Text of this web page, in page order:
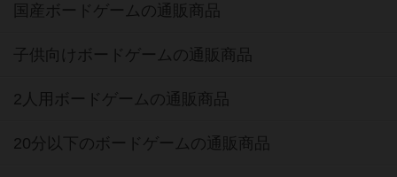
国産ボードゲームの通販商品
子供向けボードゲームの通販商品
2人用ボードゲームの通販商品
20分以下のボードゲームの通販商品